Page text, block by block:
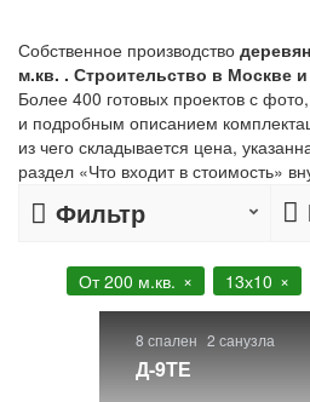
Собственное производство
м.кв. . Строительство в Москве
Более 400 готовых проектов с
и подробным описанием
из чего складывается цена,
раздел «Что входит в стоимость»
Фильтр
От 200 м.кв. 13х10
8 спален 2 санузла
Д-9ТЕ